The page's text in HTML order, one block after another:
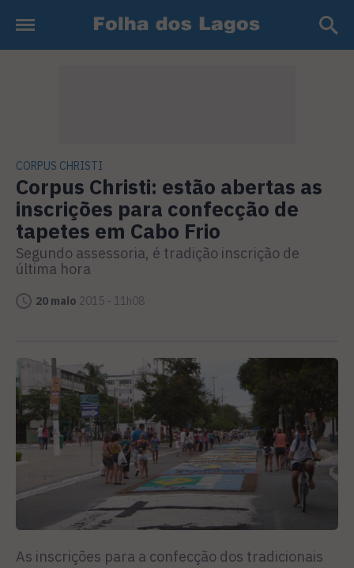
CORPUS CHRISTI
Corpus Christi: estão abertas as
inscrições para confecção de
tapetes em Cabo Frio
Segundo assessoria, é tradição inscrição de
última hora
20 maio 2015 - 11h08
As inscrições para a confecção dos tradicionais